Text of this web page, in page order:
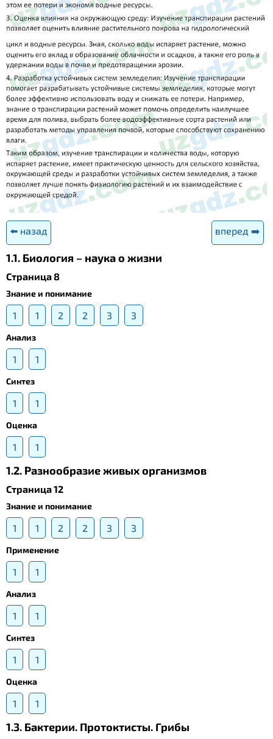
⬅️ назад вперед ➡️
1.1. Биология – наука о жизни
Страница 8
Знание и понимание
1 1 2 2 3 3
Анализ
1 1
Синтез
1 1
Оценка
1 1
1.2. Разнообразие живых организмов
Страница 12
Знание и понимание
1 1 2 2 3 3
Применение
1 1
Анализ
1 1
Синтез
1 1
Оценка
1 1
1.3. Бактерии. Протоктисты. Грибы